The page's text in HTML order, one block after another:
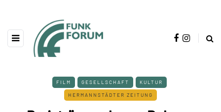
FILM GESELLSCHAFT KULTUR
HERMANNSTÄDTER ZEITUNG